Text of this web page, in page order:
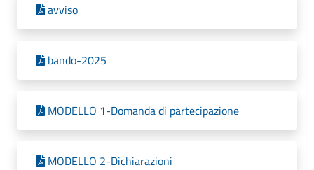
avviso
bando-2025
MODELLO 1-Domanda di partecipazione
MODELLO 2-Dichiarazioni